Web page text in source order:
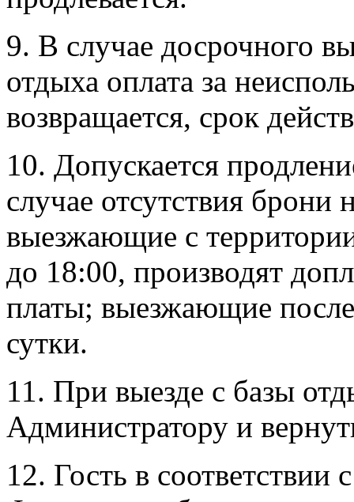
9. В случае досрочного
отдыха оплата за
возвращается, срок
10. Допускается
случае отсутствия
выезжающие с
до 18:00, производят
платы; выезжающие
сутки.
11. При выезде с базы
Администратору и
12. Гость в соответствии